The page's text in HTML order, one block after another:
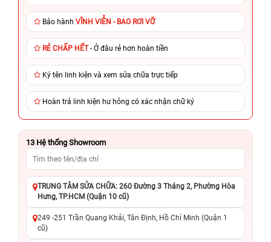
Bảo hành VĨNH VIỄN - BAO RƠI VỠ
RẺ CHẤP HẾT- Ở đâu rẻ hơn hoàn tiền
Ký tên linh kiện và xem sửa chữa trực tiếp
Hoàn trả linh kiện hư hỏng có xác nhận chữ ký
13 Hệ thống Showroom
TRUNG TÂM SỬA CHỮA: 260 Đường 3 Tháng 2, Phường Hòa
Hưng, TP.HCM (Quận 10 cũ)
249 -251 Trần Quang Khải, Tân Định, Hồ Chí Minh (Quận 1
cũ)